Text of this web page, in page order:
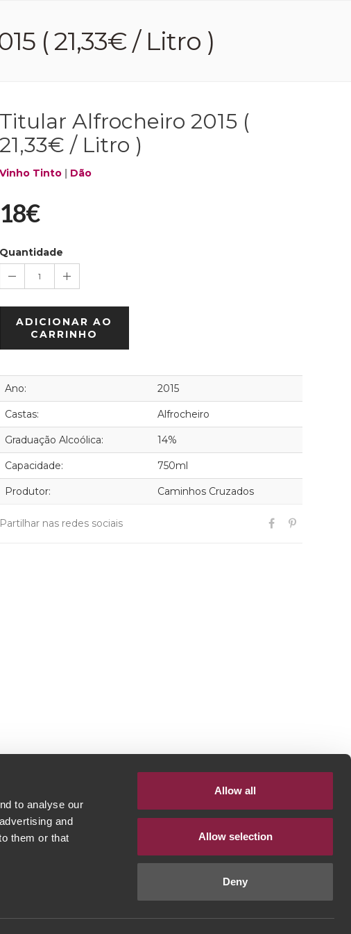
to analyse our
and
them or that
Allow all
Allow selection
Deny
( 21,33€ / Litro )
Titular Alfrocheiro 2015 (
21,33€ / Litro )
Vinho Tinto | Dão
18€
Quantidade
1
ADICIONAR AO
CARRINHO
Ano: 2015
Castas: Alfrocheiro
Graduação Alcoólica: 14%
Capacidade: 750ml
Produtor: Caminhos Cruzados
Partilhar nas redes sociais